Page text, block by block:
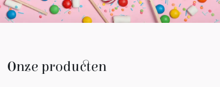
Onze producten